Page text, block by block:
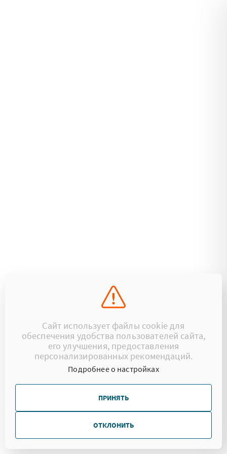
Сайт использует файлы cookie для
обеспечения удобства пользователей сайта,
его улучшения, предоставления
персонализированных рекомендаций.
Подробнее о настройках
ПРИНЯТЬ
ОТКЛОНИТЬ